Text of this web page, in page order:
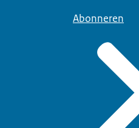
Abonneren